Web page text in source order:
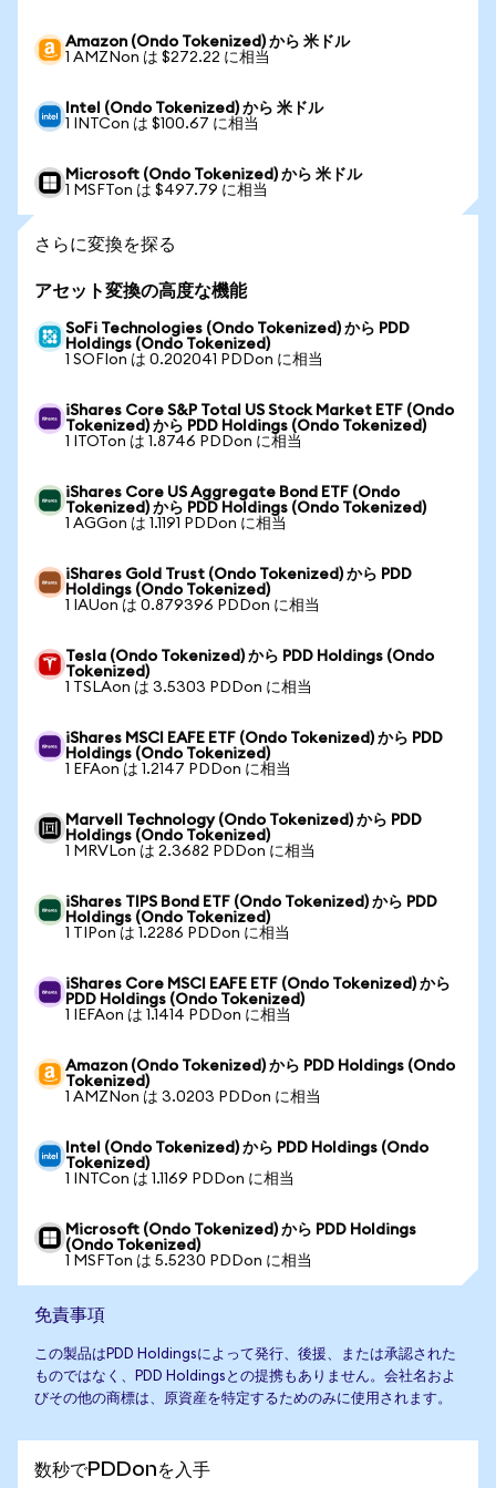
Amazon (Ondo Tokenized) から 米ドル
1 AMZNon は $272.22 に相当
Intel (Ondo Tokenized) から 米ドル
1 INTCon は $100.67 に相当
Microsoft (Ondo Tokenized) から 米ドル
1 MSFTon は $497.79 に相当
さらに変換を探る
アセット変換の高度な機能
SoFi Technologies (Ondo Tokenized) から PDD
Holdings (Ondo Tokenized)
1 SOFIon は 0.202041 PDDon に相当
iShares Core S&P Total US Stock Market ETF (Ondo
Tokenized) から PDD Holdings (Ondo Tokenized)
1 ITOTon は 1.8746 PDDon に相当
iShares Core US Aggregate Bond ETF (Ondo
Tokenized) から PDD Holdings (Ondo Tokenized)
1 AGGon は 1.1191 PDDon に相当
iShares Gold Trust (Ondo Tokenized) から PDD
Holdings (Ondo Tokenized)
1 IAUon は 0.879396 PDDon に相当
Tesla (Ondo Tokenized) から PDD Holdings (Ondo
Tokenized)
1 TSLAon は 3.5303 PDDon に相当
iShares MSCI EAFE ETF (Ondo Tokenized) から PDD
Holdings (Ondo Tokenized)
1 EFAon は 1.2147 PDDon に相当
Marvell Technology (Ondo Tokenized) から PDD
Holdings (Ondo Tokenized)
1 MRVLon は 2.3682 PDDon に相当
iShares TIPS Bond ETF (Ondo Tokenized) から PDD
Holdings (Ondo Tokenized)
1 TIPon は 1.2286 PDDon に相当
iShares Core MSCI EAFE ETF (Ondo Tokenized) から
PDD Holdings (Ondo Tokenized)
1 IEFAon は 1.1414 PDDon に相当
Amazon (Ondo Tokenized) から PDD Holdings (Ondo
Tokenized)
1 AMZNon は 3.0203 PDDon に相当
Intel (Ondo Tokenized) から PDD Holdings (Ondo
Tokenized)
1 INTCon は 1.1169 PDDon に相当
Microsoft (Ondo Tokenized) から PDD Holdings
(Ondo Tokenized)
1 MSFTon は 5.5230 PDDon に相当
免責事項
この製品はPDD Holdingsによって発行、後援、または承認された
ものではなく、PDD Holdingsとの提携もありません。会社名およ
びその他の商標は、原資産を特定するためのみに使用されます。
数秒でPDDonを入手